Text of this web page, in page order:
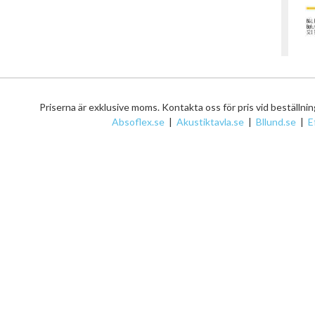
Priserna är exklusive moms. Kontakta oss för pris vid
Absoflex.se | Akustiktavla.se | Bllund.se |